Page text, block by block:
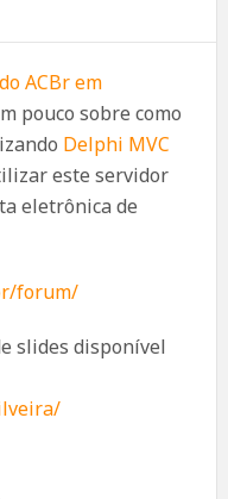
ACBr em
pouco sobre como
Delphi MVC
este servidor
eletrônica de
forum/
slides disponível